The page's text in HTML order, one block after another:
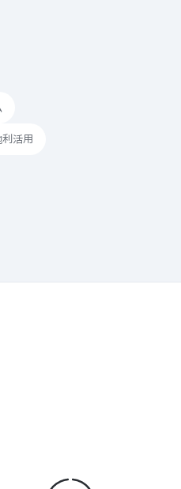
活用